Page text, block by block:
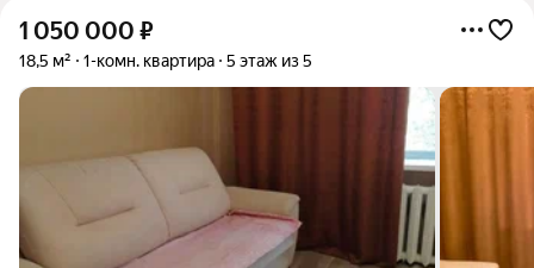
1 050 000 ₽
18,5 м² 1-комн. квартира 5 этаж из 5